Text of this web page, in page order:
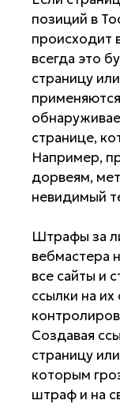
позиций в
происходит
всегда это
страницу
странице,
Например,
дорвеям,
невидимый
Штрафы за
вебмастера
все сайты и
ссылки на
Создавая
страницу
которым
штраф и на